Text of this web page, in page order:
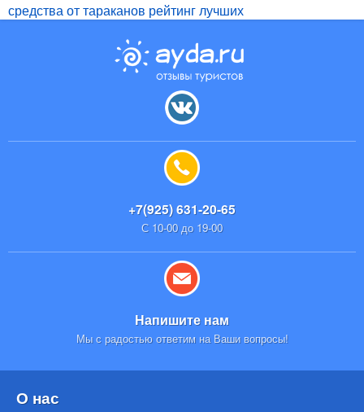
средства от тараканов рейтинг лучших
+7(925) 631-20-65
С 10-00 до 19-00
Напишите нам
Мы с радостью ответим на Ваши вопросы!
О нас